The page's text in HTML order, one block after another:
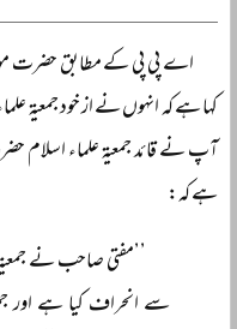
اے پی پی کے مطابق حضرت
کہا ہے کہ انہوں نے از خود جمعیۃ
آپ نے قائد جمعیۃ علماء اسلام
ہے کہ:
’’مفتی صاحب نے
سے انحراف کیا ہے اور